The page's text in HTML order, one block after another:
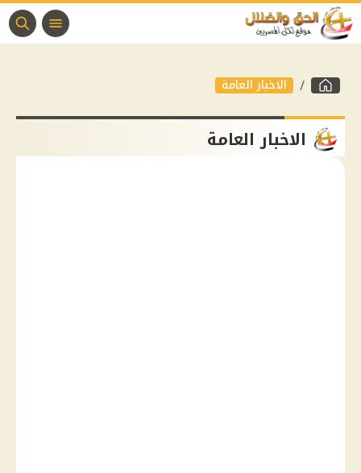
الاخبار العامة
الاخبار العامة